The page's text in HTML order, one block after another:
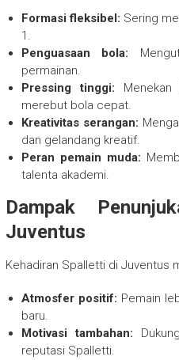
Formasi fleksibel: Sering
1.
Penguasaan bola:
permainan.
Pressing tinggi:
merebut bola cepat.
Kreativitas serangan:
dan gelandang kreatif.
Peran pemain muda:
talenta akademi.
Dampak
Juventus
Kehadiran Spalletti di Juventus
Atmosfer positif: Pemain
baru.
Motivasi tambahan:
reputasi Spalletti.